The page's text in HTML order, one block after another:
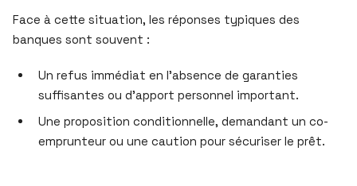
Face à cette situation, les réponses typiques des
banques sont souvent :
Un refus immédiat en l’absence de garanties
suffisantes ou d’apport personnel important.
Une proposition conditionnelle, demandant un co-
emprunteur ou une caution pour sécuriser le prêt.